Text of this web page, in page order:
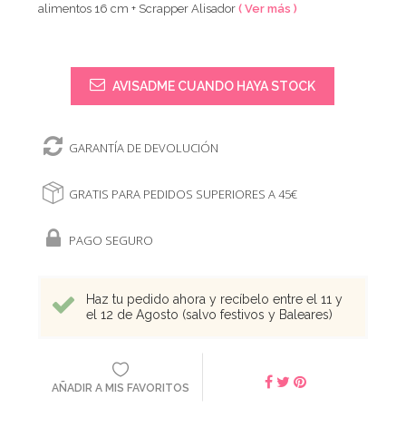
alimentos 16 cm + Scrapper Alisador( Ver más )
AVISADME CUANDO HAYA STOCK
GARANTÍA DE DEVOLUCIÓN
GRATIS PARA PEDIDOS SUPERIORES A 45€
PAGO SEGURO
Haz tu pedido ahora y recíbelo entre el 11 y
el 12 de Agosto (salvo festivos y Baleares)
AÑADIR A MIS FAVORITOS